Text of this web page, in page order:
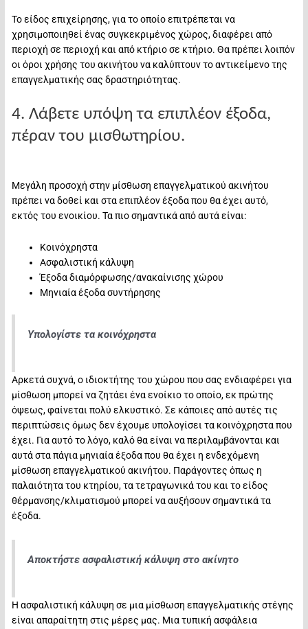
Το είδος επιχείρησης, για το οποίο επιτρέπεται να
χρησιμοποιηθεί ένας συγκεκριμένος χώρος, διαφέρει από
περιοχή σε περιοχή και από κτήριο σε κτήριο. Θα πρέπει λοιπόν
οι όροι χρήσης του ακινήτου να καλύπτουν το αντικείμενο της
επαγγελματικής σας δραστηριότητας.
4. Λάβετε υπόψη τα επιπλέον έξοδα,
πέραν του μισθωτηρίου.
Μεγάλη προσοχή στην μίσθωση επαγγελματικού ακινήτου
πρέπει να δοθεί και στα επιπλέον έξοδα που θα έχει αυτό,
εκτός του ενοικίου. Τα πιο σημαντικά από αυτά είναι:
Κοινόχρηστα
Ασφαλιστική κάλυψη
Έξοδα διαμόρφωσης/ανακαίνισης χώρου
Μηνιαία έξοδα συντήρησης
Υπολογίστε τα κοινόχρηστα
Αρκετά συχνά, ο ιδιοκτήτης του χώρου που σας ενδιαφέρει για
μίσθωση μπορεί να ζητάει ένα ενοίκιο το οποίο, εκ πρώτης
όψεως, φαίνεται πολύ ελκυστικό. Σε κάποιες από αυτές τις
περιπτώσεις όμως δεν έχουμε υπολογίσει τα κοινόχρηστα που
έχει. Για αυτό το λόγο, καλό θα είναι να περιλαμβάνονται και
αυτά στα πάγια μηνιαία έξοδα που θα έχει η ενδεχόμενη
μίσθωση επαγγελματικού ακινήτου. Παράγοντες όπως η
παλαιότητα του κτηρίου, τα τετραγωνικά του και το είδος
θέρμανσης/κλιματισμού μπορεί να αυξήσουν σημαντικά τα
έξοδα.
Αποκτήστε ασφαλιστική κάλυψη στο ακίνητο
Η ασφαλιστική κάλυψη σε μια μίσθωση επαγγελματικής στέγης
είναι απαραίτητη στις μέρες μας. Μια τυπική ασφάλεια